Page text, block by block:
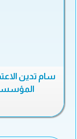
سام تدين